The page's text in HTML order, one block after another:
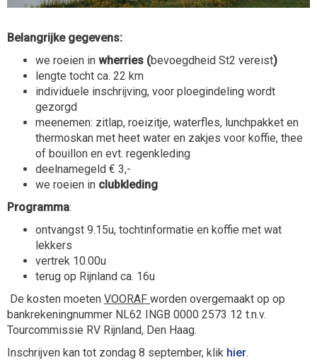
Belangrijke gegevens:
we roeien in wherries (bevoegdheid St2 vereist)
lengte tocht ca. 22 km
individuele inschrijving, voor ploegindeling wordt
gezorgd
meenemen: zitlap, roeizitje, waterfles, lunchpakket en
thermoskan met heet water en zakjes voor koffie, thee
of bouillon en evt. regenkleding
deelnamegeld € 3,-
we roeien in clubkleding
Programma:
ontvangst 9.15u, tochtinformatie en koffie met wat
lekkers
vertrek 10.00u
terug op Rijnland ca. 16u
De kosten moeten VOORAF worden overgemaakt op op
bankrekeningnummer NL62 INGB 0000 2573 12 t.n.v.
Tourcommissie RV Rijnland, Den Haag.
Inschrijven kan tot zondag 8 september, klik hier.